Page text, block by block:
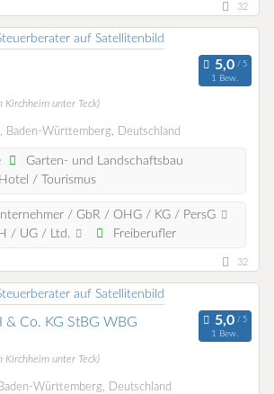
32
1 Bew.
Kirchheim unter Teck)
Württemberg, Deutschland
Garten- und Landschaftsbau
/ Tourismus
/ GbR / OHG / KG / PersG
/ UG / Ltd.
Freiberufler
32
Co. KG StBG WBG
1 Bew.
Kirchheim unter Teck)
Württemberg, Deutschland